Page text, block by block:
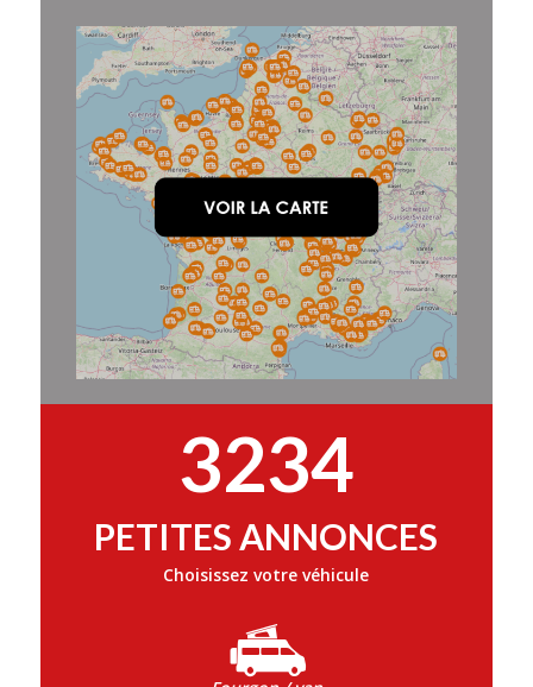
3234
PETITES ANNONCES
Choisissez votre véhicule